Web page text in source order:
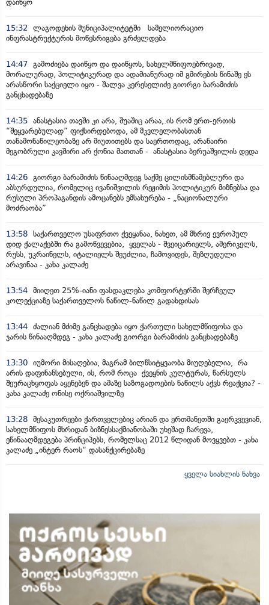
დაიწყო
15:32
ლაგოდეხის მუნიციპალიტეტში სამელიორაციო
ინფრასტრუქტურის მოწესრიგება გრძელდება
14:47 გამოძიება დაიწყო და დაიწყოს, სახელმწიფოებრივად,
მორალურად, პოლიტიკურად და ადამიანურად იმ გმირების წინაშე ეს
არასწორი საქციელი იყო - შალვა კერესელიძე გიორგი ბარამიძის
განცხადებაზე
14:35 ანასტასია თავში კი არა, შუაშიც არაა,.ის რომ ერთ-ერთის
“შეყვარებულად” ფიქსირდებოდა, ამ მკვლელობასთან
თანამონაწილეობაზე არ მიუთითებს და საერთოდაც, არანაირი
მეგობრული კავშირი არ ქონია მათთან - ანასტასია ბერუაშვილის დედა
14:26 გიორგი ბარამიძის წინააღმდეგ საქმე ცილისმწამებლური და
აბსურდულია, რომელიც ივანიშვილის რეჟიმის პოლიტიკურ მიზნებსა და
რუსული პროპაგანდის ამოცანებს ემსახურება - „ნაციონალური
მოძრაობა”
13:58 საქართველო უსაფრთო ქვეყანაა, ნახეთ, ამ მხრივ ევროპულ
დიდ ქალაქებში რა გამოწვევებია, ყველას - შვეიცარიელს, ამერიკელს,
რუსს, უკრაინელს, იტალიელს შეუძლია, ჩამოვიდეს, შეზღუდული
არავინაა - კახა კალაძე
13:54 მიიღეთ 25%-იანი ფასდაკლება კომფორტერში შერჩეულ
კოლექციაზე საქართველოს ნაწილ-ნაწილ გადახდისას
13:44 ძალიან მძიმე განცხადება იყო ქართული სახელმწიფოსა და
ჯარის წინააღმდეგ - კახა კალაძე გიორგი ბარამიძის განცხადებაზე
13:30 იუმორი მისაღებია, მაგრამ ბილწსიტყვაობა მიუღებელია, რა
არის დაფინანსებული, ის, რომ როცა ქვეყნის კულტურას, წარსულს
შეურაცხყოფას აყენებენ და ამაზე საზოგადოების ნაწილს აქვს რეაქცია? -
კახა კალაძე ონისე ოქრიაშვილზე
13:28 მესაკუთრეები ქართველებიც არიან და ერთმანეთში გაერკვევიან,
სახელმწიფოს მხრიდან ბიზნესსაქმიანობაში უხეშად ჩარევა,
ეწინააღმდეგება პრინციპებს, რომელსაც 2012 წლიდან მოვყვებთ - კახა
კალაძე „ინტერ რაოს“ დასანქცირებაზე
ყველა სიახლის ნახვა